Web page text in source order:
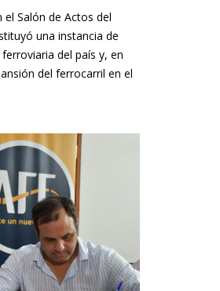
Salón de Actos del
una instancia de
del país y, en
del ferrocarril en el